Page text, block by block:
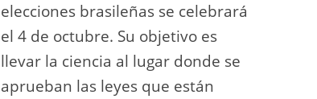
elecciones brasileñas se celebrará
el 4 de octubre. Su objetivo es
llevar la ciencia al lugar donde se
aprueban las leyes que están